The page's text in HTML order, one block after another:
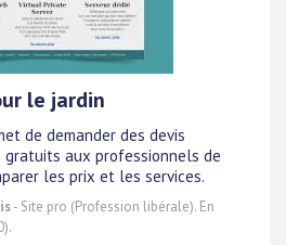
le jardin
de demander des devis
aux professionnels de
les prix et les services.
- Site pro (Profession libérale). En